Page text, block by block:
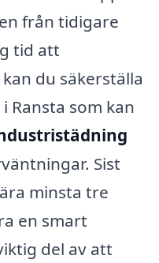
från tidigare
tid att
du säkerställa
Ransta som kan
Sist
minsta tre
en smart
del av att